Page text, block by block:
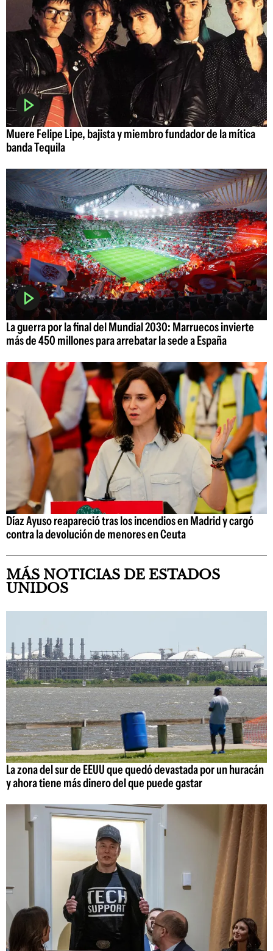
Muere Felipe Lipe, bajista y miembro fundador de la mítica
banda Tequila
La guerra por la final del Mundial 2030: Marruecos invierte
más de 450 millones para arrebatar la sede a España
Díaz Ayuso reapareció tras los incendios en Madrid y cargó
contra la devolución de menores en Ceuta
MÁS NOTICIAS DE ESTADOS
UNIDOS
La zona del sur de EEUU que quedó devastada por un huracán
y ahora tiene más dinero del que puede gastar